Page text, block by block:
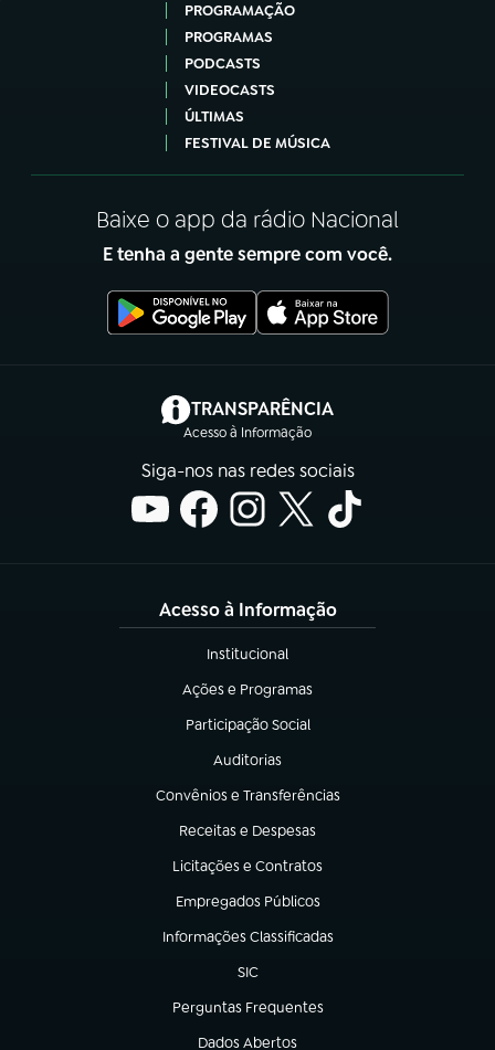
PROGRAMAÇÃO
PROGRAMAS
PODCASTS
VIDEOCASTS
ÚLTIMAS
FESTIVAL DE MÚSICA
Baixe o app da rádio Nacional
E tenha a gente sempre com você.
TRANSPARÊNCIA
Acesso à Informação
(abre em nova aba)
Siga-nos nas redes sociais
Acesso à Informação
Institucional
(abre em nova aba)
Ações e Programas
(abre em nova aba)
Participação Social
(abre em nova aba)
Auditorias
(abre em nova aba)
Convênios e Transferências
(abre em nova aba)
Receitas e Despesas
(abre em nova aba)
Licitações e Contratos
(abre em nova aba)
Empregados Públicos
(abre em nova aba)
Informações Classificadas
(abre em nova aba)
SIC
(abre em nova aba)
Perguntas Frequentes
(abre em nova aba)
Dados Abertos